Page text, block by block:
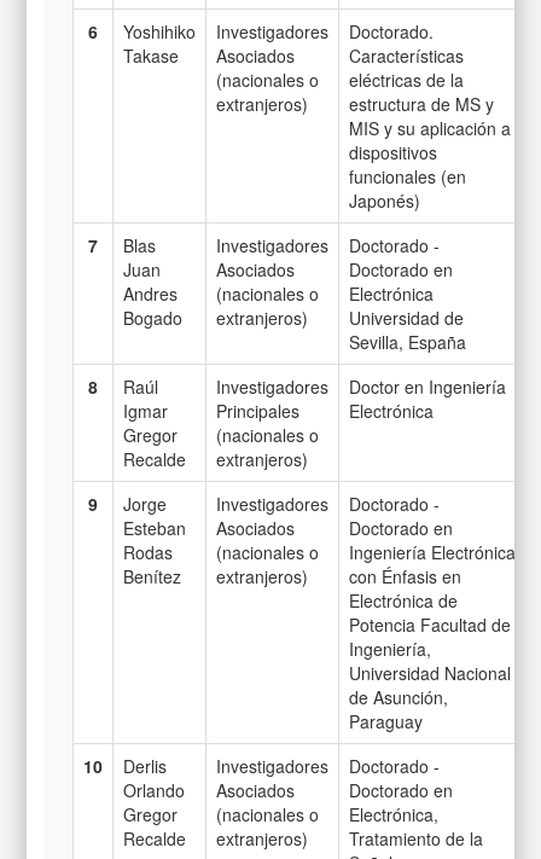
6
Yoshihiko
Takase
Investigadores
Asociados
(nacionales o
extranjeros)
Doctorado.
Características
eléctricas de la
estructura de MS y
MIS y su aplicación a
dispositivos
funcionales (en
Japonés)
7
Blas
Juan
Andres
Bogado
Investigadores
Asociados
(nacionales o
extranjeros)
Doctorado -
Doctorado en
Electrónica
Universidad de
Sevilla, España
8
Raúl
Igmar
Gregor
Recalde
Investigadores
Principales
(nacionales o
extranjeros)
Doctor en Ingeniería
Electrónica
9
Jorge
Esteban
Rodas
Benítez
Investigadores
Asociados
(nacionales o
extranjeros)
Doctorado -
Doctorado en
Ingeniería Electrónica
con Énfasis en
Electrónica de
Potencia Facultad de
Ingeniería,
Universidad Nacional
de Asunción,
Paraguay
10
Derlis
Orlando
Gregor
Recalde
Investigadores
Asociados
(nacionales o
extranjeros)
Doctorado -
Doctorado en
Electrónica,
Tratamiento de la